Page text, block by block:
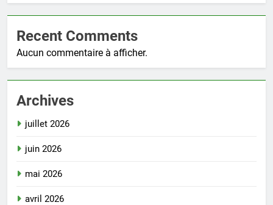
Recent Comments
Aucun commentaire à afficher.
Archives
juillet 2026
juin 2026
mai 2026
avril 2026